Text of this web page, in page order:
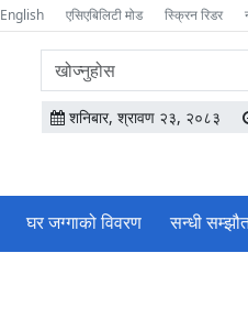
English एसिएबिलिटी मोड स्क्रिन रिडर
वेबसाइटमा
सामग्री
खोज्नुहोस
शनिबार, श्रावण २३, २०८३
घर जग्गाको विवरण सन्धी